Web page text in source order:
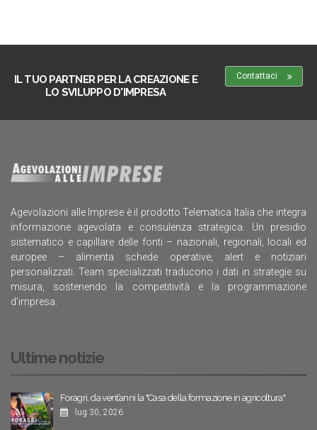
IL TUO PARTNER PER LA CREAZIONE E
LO SVILUPPO D'IMPRESA
Contattaci
Agevolazioni alle Imprese è il prodotto Telematica Italia che integra
informazione agevolata e consulenza strategica. Un presidio
sistematico e capillare delle fonti – nazionali, regionali, locali ed
europee – alimenta schede operative, alert e notiziari
personalizzati. Team specializzati traducono i dati in strategie su
misura, sostenendo la competitività e la programmazione
d’impresa.
Ultime notizie
Foragri, da vent’anni la "Casa della formazione in agricoltura"
lug 30, 2026